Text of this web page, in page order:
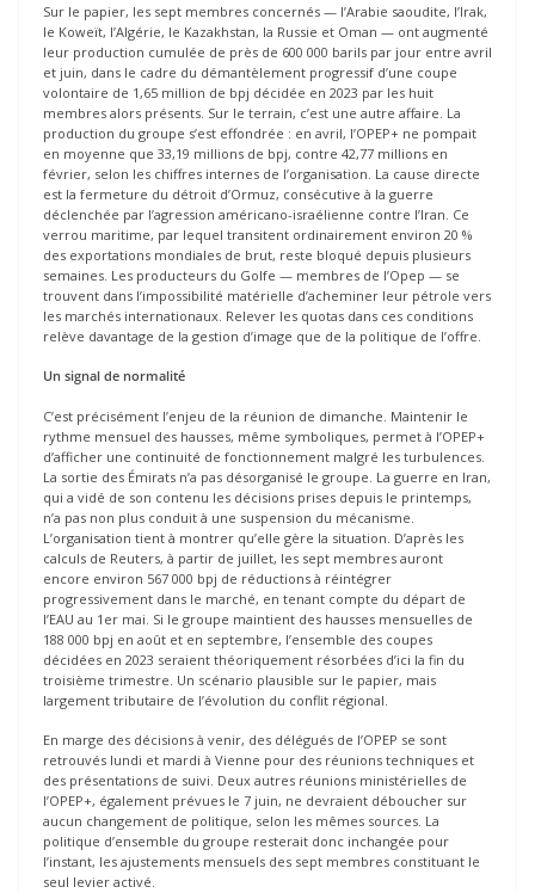
Sur le papier, les sept membres concernés — l’Arabie saoudite, l’Irak,
le Koweït, l’Algérie, le Kazakhstan, la Russie et Oman — ont augmenté
leur production cumulée de près de 600 000 barils par jour entre avril
et juin, dans le cadre du démantèlement progressif d’une coupe
volontaire de 1,65 million de bpj décidée en 2023 par les huit
membres alors présents. Sur le terrain, c’est une autre affaire. La
production du groupe s’est effondrée : en avril, l’OPEP+ ne pompait
en moyenne que 33,19 millions de bpj, contre 42,77 millions en
février, selon les chiffres internes de l’organisation. La cause directe
est la fermeture du détroit d’Ormuz, consécutive à la guerre
déclenchée par l’agression américano-israélienne contre l’Iran. Ce
verrou maritime, par lequel transitent ordinairement environ 20 %
des exportations mondiales de brut, reste bloqué depuis plusieurs
semaines. Les producteurs du Golfe — membres de l’Opep — se
trouvent dans l’impossibilité matérielle d’acheminer leur pétrole vers
les marchés internationaux. Relever les quotas dans ces conditions
relève davantage de la gestion d’image que de la politique de l’offre.
Un signal de normalité
C’est précisément l’enjeu de la réunion de dimanche. Maintenir le
rythme mensuel des hausses, même symboliques, permet à l’OPEP+
d’afficher une continuité de fonctionnement malgré les turbulences.
La sortie des Émirats n’a pas désorganisé le groupe. La guerre en Iran,
qui a vidé de son contenu les décisions prises depuis le printemps,
n’a pas non plus conduit à une suspension du mécanisme.
L’organisation tient à montrer qu’elle gère la situation. D’après les
calculs de Reuters, à partir de juillet, les sept membres auront
encore environ 567 000 bpj de réductions à réintégrer
progressivement dans le marché, en tenant compte du départ de
l’EAU au 1er mai. Si le groupe maintient des hausses mensuelles de
188 000 bpj en août et en septembre, l’ensemble des coupes
décidées en 2023 seraient théoriquement résorbées d’ici la fin du
troisième trimestre. Un scénario plausible sur le papier, mais
largement tributaire de l’évolution du conflit régional.
En marge des décisions à venir, des délégués de l’OPEP se sont
retrouvés lundi et mardi à Vienne pour des réunions techniques et
des présentations de suivi. Deux autres réunions ministérielles de
l’OPEP+, également prévues le 7 juin, ne devraient déboucher sur
aucun changement de politique, selon les mêmes sources. La
politique d’ensemble du groupe resterait donc inchangée pour
l’instant, les ajustements mensuels des sept membres constituant le
seul levier activé.